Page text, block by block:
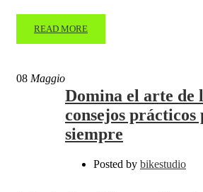
READ MORE
08 Maggio
Domina el arte de
consejos
siempre
Posted by bikestudio